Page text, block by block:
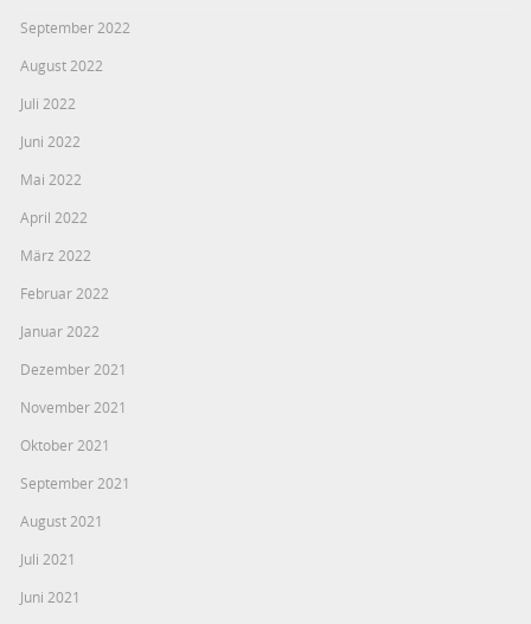
September 2022
August 2022
Juli 2022
Juni 2022
Mai 2022
April 2022
März 2022
Februar 2022
Januar 2022
Dezember 2021
November 2021
Oktober 2021
September 2021
August 2021
Juli 2021
Juni 2021